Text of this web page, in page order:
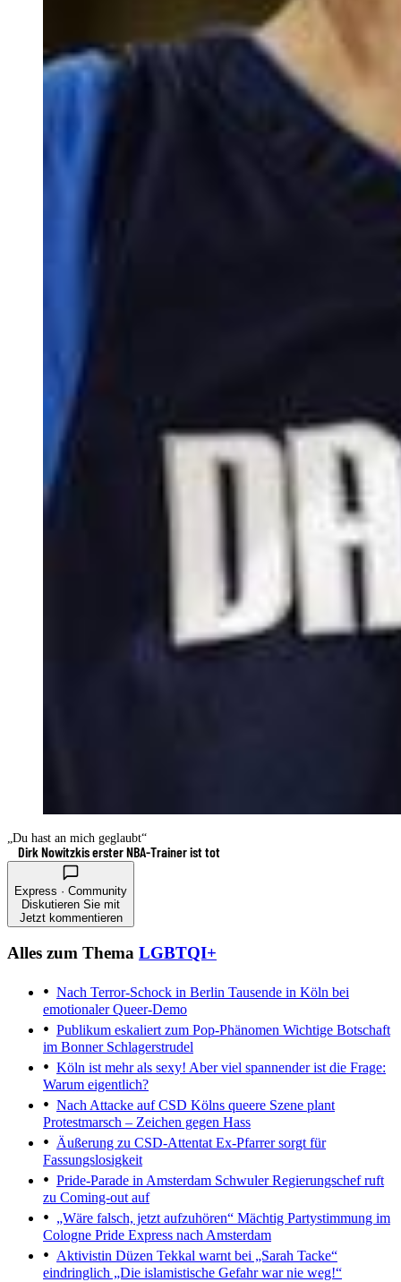
„Du hast an mich geglaubt“
Dirk Nowitzkis erster NBA-Trainer ist tot
Express · Community
Diskutieren Sie mit
Jetzt kommentieren
Alles zum Thema LGBTQI+
Nach Terror-Schock in Berlin Tausende in Köln bei
emotionaler Queer-Demo
Publikum eskaliert zum Pop-Phänomen Wichtige Botschaft
im Bonner Schlagerstrudel
Köln ist mehr als sexy! Aber viel spannender ist die Frage:
Warum eigentlich?
Nach Attacke auf CSD Kölns queere Szene plant
Protestmarsch – Zeichen gegen Hass
Äußerung zu CSD-Attentat Ex-Pfarrer sorgt für
Fassungslosigkeit
Pride-Parade in Amsterdam Schwuler Regierungschef ruft
zu Coming-out auf
„Wäre falsch, jetzt aufzuhören“ Mächtig Partystimmung im
Cologne Pride Express nach Amsterdam
Aktivistin Düzen Tekkal warnt bei „Sarah Tacke“
eindringlich „Die islamistische Gefahr war nie weg!“